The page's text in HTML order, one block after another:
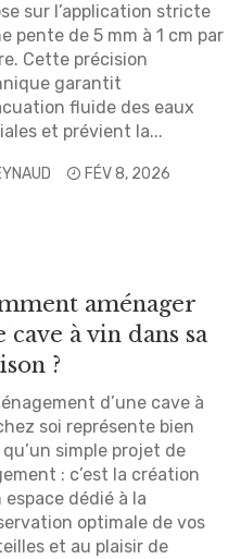
sur l’application stricte
pente de 5 mm à 1 cm par
Cette précision
garantit
fluide des eaux
et prévient la...
FÉV 8, 2026
aménager
cave à vin dans sa
?
d’une cave à
soi représente bien
qu’un simple projet de
: c’est la création
espace dédié à la
optimale de vos
et au plaisir de